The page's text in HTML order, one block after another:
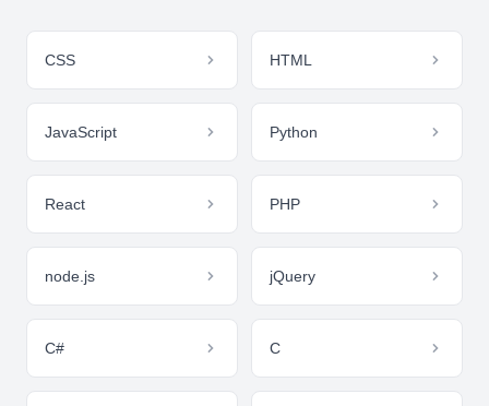
CSS HTML
JavaScript Python
React PHP
node.js jQuery
C# C